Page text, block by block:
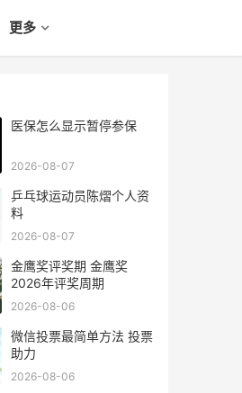
更多
医保怎么显示暂停参保
2026-08-07
乒乓球运动员陈熠个人资
料
2026-08-07
金鹰奖评奖期 金鹰奖
2026年评奖周期
2026-08-06
微信投票最简单方法 投票
助力
2026-08-06